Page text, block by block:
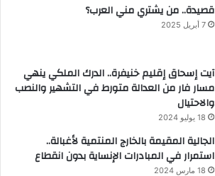
قصيدة.. من يشتري مني العرب؟
7 أبريل 2025
آيت إسحاق إقليم خنيفرة.. الدرك الملكي ينهي
مسار فار من العدالة متورط في التشهير والنصب
والاحتيال
18 يوليو 2024
الجالية المقيمة بالخارج المنتمية لأغبالة..
استمرار في المبادرات الإنساية بدون انقطاع
18 مارس 2024